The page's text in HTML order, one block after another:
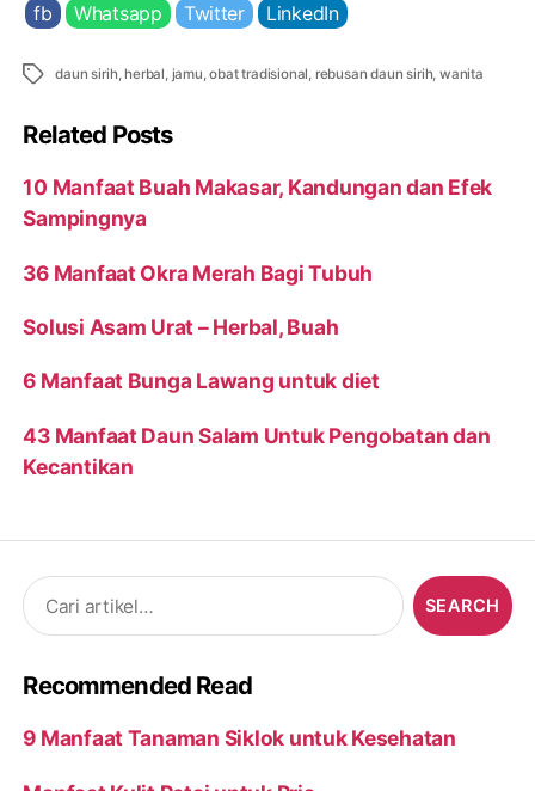
fb Whatsapp Twitter LinkedIn
Tags daun sirih ,herbal jamu ,obat tradisional rebusan daun sirih wanita
Related Posts
10 Manfaat Buah Makasar, Kandungan dan Efek
Sampingnya
36 Manfaat Okra Merah Bagi Tubuh
Solusi Asam Urat – Herbal, Buah
6 Manfaat Bunga Lawang untuk diet
43 Manfaat Daun Salam Untuk Pengobatan dan
Kecantikan
Search
for:
Recommended Read
9 Manfaat Tanaman Siklok untuk Kesehatan